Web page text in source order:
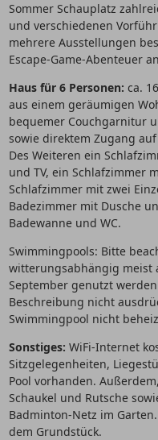
Sommer Schauplatz
und verschiedenen
mehrere Ausstellungen
Escape-Game-Abenteuer
Haus für 6 Personen: ca.
aus einem geräumigen
bequemer Couchgarnitur
sowie direktem Zugang
Des Weiteren ein
und TV, ein Schlafzimmer
Schlafzimmer mit zwei
Badezimmer mit Dusche
Badewanne und WC.
Swimmingpools: Bitte
witterungsabhängig meist
September genutzt
Beschreibung nicht
Swimmingpool nicht
Sonstiges: WiFi-Internet
Sitzgelegenheiten,
Pool vorhanden.
Schaukel und Rutsche
Badminton-Netz im
dem Grundstück.